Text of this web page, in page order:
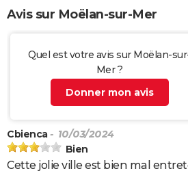
Avis sur Moëlan-sur-Mer
Quel est votre avis sur Moëlan-
Mer ?
Donner mon avis
Cbienca - 10/03/2024
Bien
Cette jolie ville est bien mal